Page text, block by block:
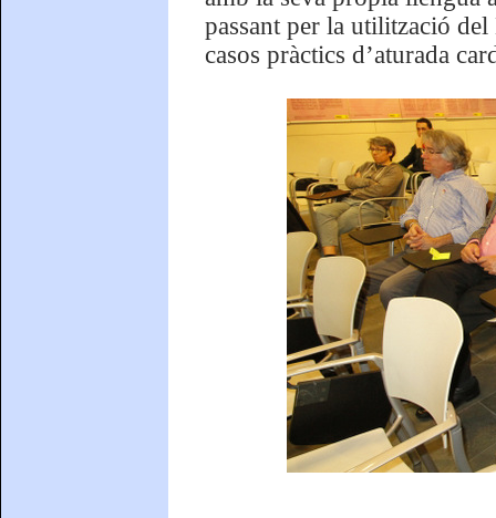
passant per la utilització
casos pràctics d’aturada